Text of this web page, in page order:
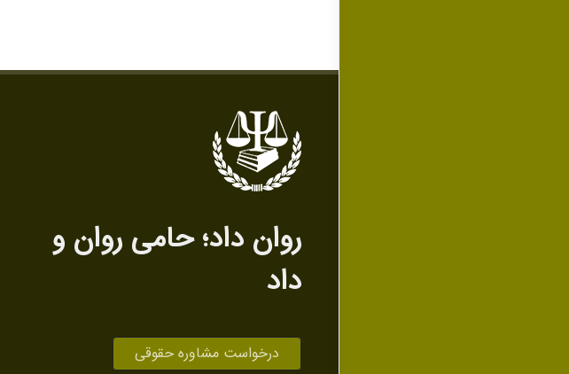
روان داد‌؛ حامی روان‌ و
داد
درخواست مشاوره حقوقی